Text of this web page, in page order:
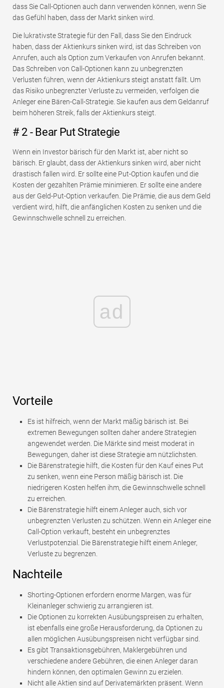
dass Sie Call-Optionen auch dann verwenden können, wenn Sie
das Gefühl haben, dass der Markt sinken wird.
Die lukrativste Strategie für den Fall, dass Sie den Eindruck
haben, dass der Aktienkurs sinken wird, ist das Schreiben von
Anrufen, auch als Option zum Verkaufen von Anrufen bekannt.
Das Schreiben von Call-Optionen kann zu unbegrenzten
Verlusten führen, wenn der Aktienkurs steigt anstatt fällt. Um
das Risiko unbegrenzter Verluste zu vermeiden, verfolgen die
Anleger eine Bären-Call-Strategie. Sie kaufen aus dem Geldanruf
beim höheren Streik, falls der Aktienkurs steigt.
# 2 - Bear Put Strategie
Wenn ein Investor bärisch für den Markt ist, aber nicht so
bärisch. Er glaubt, dass der Aktienkurs sinken wird, aber nicht
drastisch fallen wird. Er sollte eine Put-Option kaufen und die
Kosten der gezahlten Prämie minimieren. Er sollte eine andere
aus der Geld-Put-Option verkaufen. Die Prämie, die aus dem Geld
verdient wird, hilft, die anfänglichen Kosten zu senken und die
Gewinnschwelle schnell zu erreichen.
ad
Vorteile
Es ist hilfreich, wenn der Markt mäßig bärisch ist. Bei
extremen Bewegungen sollten daher andere Strategien
angewendet werden. Die Märkte sind meist moderat in
Bewegungen, daher ist diese Strategie am nützlichsten.
Die Bärenstrategie hilft, die Kosten für den Kauf eines Put
zu senken, wenn eine Person mäßig bärisch ist. Die
niedrigeren Kosten helfen ihm, die Gewinnschwelle schnell
zu erreichen.
Die Bärenstrategie hilft einem Anleger auch, sich vor
unbegrenzten Verlusten zu schützen. Wenn ein Anleger eine
Call-Option verkauft, besteht ein unbegrenztes
Verlustpotenzial. Die Bärenstrategie hilft einem Anleger,
Verluste zu begrenzen.
Nachteile
Shorting-Optionen erfordern enorme Margen, was für
Kleinanleger schwierig zu arrangieren ist.
Die Optionen zu korrekten Ausübungspreisen zu erhalten,
ist ebenfalls eine große Herausforderung, da Optionen zu
allen möglichen Ausübungspreisen nicht verfügbar sind.
Es gibt Transaktionsgebühren, Maklergebühren und
verschiedene andere Gebühren, die einen Anleger daran
hindern können, den optimalen Gewinn zu erzielen.
Nicht alle Aktien sind auf Derivatemärkten präsent. Wenn